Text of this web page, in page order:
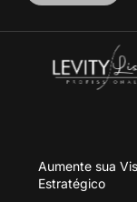
Aumente sua
Estratégico